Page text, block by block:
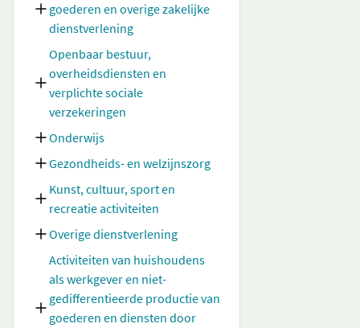
goederen en overige zakelijke
dienstverlening
Openbaar bestuur,
overheidsdiensten en
verplichte sociale
verzekeringen
Onderwijs
Gezondheids- en welzijnszorg
Kunst, cultuur, sport en
recreatie activiteiten
Overige dienstverlening
Activiteiten van huishoudens
als werkgever en niet-
gedifferentieerde productie van
goederen en diensten door